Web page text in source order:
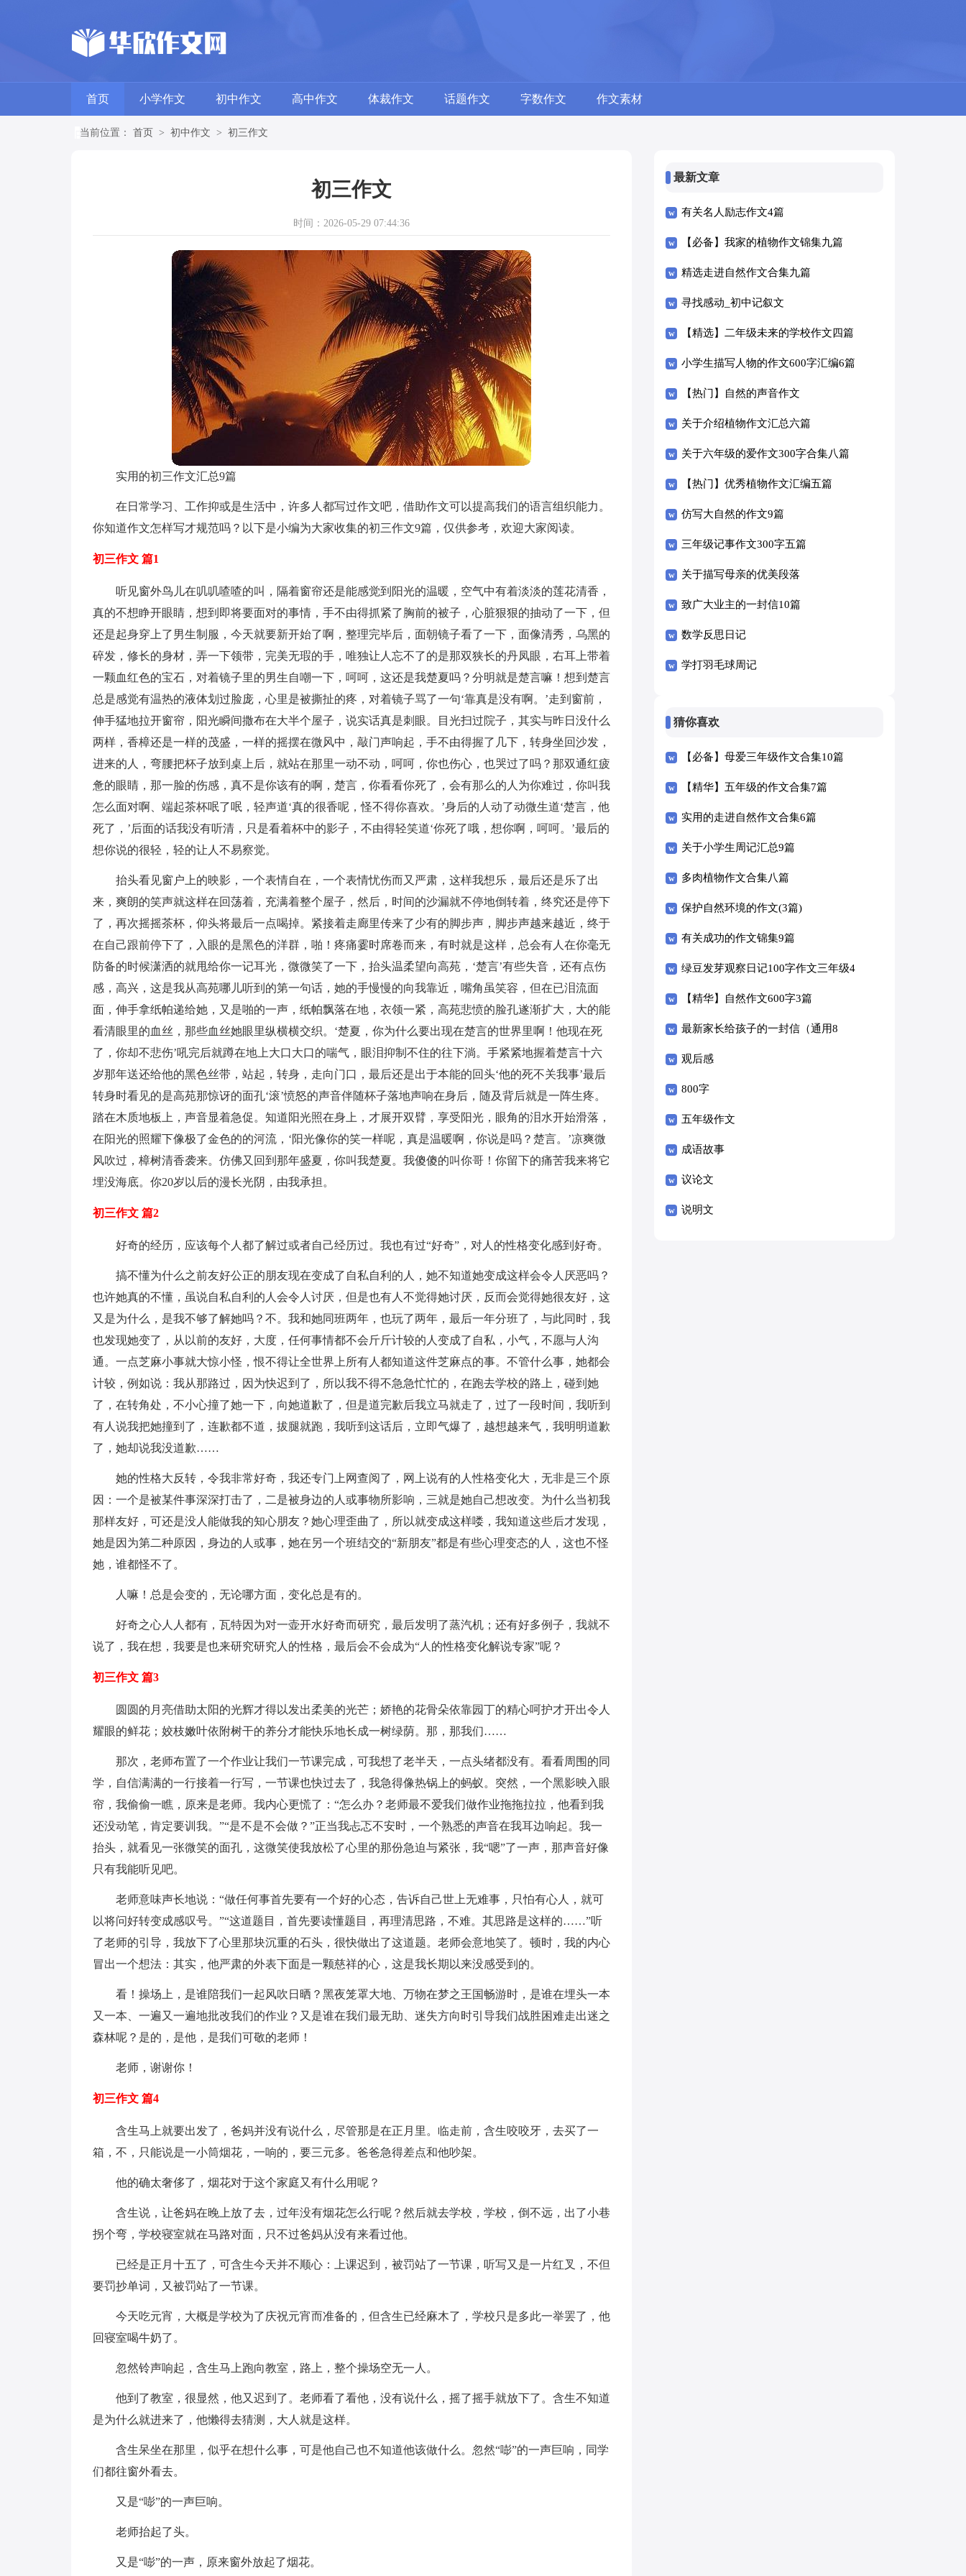
首页 小学作文 初中作文 高中作文 体裁作文 话题作文 字数作文 作文素材
当前位置： 首页 > 初中作文 > 初三作文
初三作文
时间：2026-05-29 07:44:36
实用的初三作文汇总9篇
在日常学习、工作抑或是生活中，许多人都写过作文吧，借助作文可以提高我们的语言组织能力。
你知道作文怎样写才规范吗？以下是小编为大家收集的初三作文9篇，仅供参考，欢迎大家阅读。
初三作文 篇1
听见窗外鸟儿在叽叽喳喳的叫，隔着窗帘还是能感觉到阳光的温暖，空气中有着淡淡的莲花清香，
真的不想睁开眼睛，想到即将要面对的事情，手不由得抓紧了胸前的被子，心脏狠狠的抽动了一下，但
还是起身穿上了男生制服，今天就要新开始了啊，整理完毕后，面朝镜子看了一下，面像清秀，乌黑的
碎发，修长的身材，弄一下领带，完美无瑕的手，唯独让人忘不了的是那双狭长的丹凤眼，右耳上带着
一颗血红色的宝石，对着镜子里的男生自嘲一下，呵呵，这还是我楚夏吗？分明就是楚言嘛！想到楚言
总是感觉有温热的液体划过脸庞，心里是被撕扯的疼，对着镜子骂了一句‘靠真是没有啊。’走到窗前，
伸手猛地拉开窗帘，阳光瞬间撒布在大半个屋子，说实话真是刺眼。目光扫过院子，其实与昨日没什么
两样，香樟还是一样的茂盛，一样的摇摆在微风中，敲门声响起，手不由得握了几下，转身坐回沙发，
进来的人，弯腰把杯子放到桌上后，就站在那里一动不动，呵呵，你也伤心，也哭过了吗？那双通红疲
惫的眼睛，那一脸的伤感，真不是你该有的啊，楚言，你看看你死了，会有那么的人为你难过，你叫我
怎么面对啊、端起茶杯呡了呡，轻声道‘真的很香呢，怪不得你喜欢。’身后的人动了动微生道‘楚言，他
死了，’后面的话我没有听清，只是看着杯中的影子，不由得轻笑道‘你死了哦，想你啊，呵呵。’最后的
想你说的很轻，轻的让人不易察觉。
抬头看见窗户上的映影，一个表情自在，一个表情忧伤而又严肃，这样我想乐，最后还是乐了出
来，爽朗的笑声就这样在回荡着，充满着整个屋子，然后，时间的沙漏就不停地倒转着，终究还是停下
了，再次摇摇茶杯，仰头将最后一点喝掉。紧接着走廊里传来了少有的脚步声，脚步声越来越近，终于
在自己跟前停下了，入眼的是黑色的洋群，啪！疼痛霎时席卷而来，有时就是这样，总会有人在你毫无
防备的时候潇洒的就甩给你一记耳光，微微笑了一下，抬头温柔望向高苑，‘楚言’有些失音，还有点伤
感，高兴，这是我从高苑哪儿听到的第一句话，她的手慢慢的向我靠近，嘴角虽笑容，但在已泪流面
面，伸手拿纸帕递给她，又是啪的一声，纸帕飘落在地，衣领一紧，高苑悲愤的脸孔遂渐扩大，大的能
看清眼里的血丝，那些血丝她眼里纵横横交织。‘楚夏，你为什么要出现在楚言的世界里啊！他现在死
了，你却不悲伤’吼完后就蹲在地上大口大口的喘气，眼泪抑制不住的往下淌。手紧紧地握着楚言十六
岁那年送还给他的黑色丝带，站起，转身，走向门口，最后还是出于本能的回头‘他的死不关我事’最后
转身时看见的是高苑那惊讶的面孔‘滚’愤怒的声音伴随杯子落地声响在身后，随及背后就是一阵生疼。
踏在木质地板上，声音显着急促。知道阳光照在身上，才展开双臂，享受阳光，眼角的泪水开始滑落，
在阳光的照耀下像极了金色的的河流，‘阳光像你的笑一样呢，真是温暖啊，你说是吗？楚言。’凉爽微
风吹过，樟树清香袭来。仿佛又回到那年盛夏，你叫我楚夏。我傻傻的叫你哥！你留下的痛苦我来将它
埋没海底。你20岁以后的漫长光阴，由我承担。
初三作文 篇2
好奇的经历，应该每个人都了解过或者自己经历过。我也有过“好奇”，对人的性格变化感到好奇。
搞不懂为什么之前友好公正的朋友现在变成了自私自利的人，她不知道她变成这样会令人厌恶吗？
也许她真的不懂，虽说自私自利的人会令人讨厌，但是也有人不觉得她讨厌，反而会觉得她很友好，这
又是为什么，是我不够了解她吗？不。我和她同班两年，也玩了两年，最后一年分班了，与此同时，我
也发现她变了，从以前的友好，大度，任何事情都不会斤斤计较的人变成了自私，小气，不愿与人沟
通。一点芝麻小事就大惊小怪，恨不得让全世界上所有人都知道这件芝麻点的事。不管什么事，她都会
计较，例如说：我从那路过，因为快迟到了，所以我不得不急急忙忙的，在跑去学校的路上，碰到她
了，在转角处，不小心撞了她一下，向她道歉了，但是道完歉后我立马就走了，过了一段时间，我听到
有人说我把她撞到了，连歉都不道，拔腿就跑，我听到这话后，立即气爆了，越想越来气，我明明道歉
了，她却说我没道歉……
她的性格大反转，令我非常好奇，我还专门上网查阅了，网上说有的人性格变化大，无非是三个原
因：一个是被某件事深深打击了，二是被身边的人或事物所影响，三就是她自己想改变。为什么当初我
那样友好，可还是没人能做我的知心朋友？她心理歪曲了，所以就变成这样喽，我知道这些后才发现，
她是因为第二种原因，身边的人或事，她在另一个班结交的“新朋友”都是有些心理变态的人，这也不怪
她，谁都怪不了。
人嘛！总是会变的，无论哪方面，变化总是有的。
好奇之心人人都有，瓦特因为对一壶开水好奇而研究，最后发明了蒸汽机；还有好多例子，我就不
说了，我在想，我要是也来研究研究人的性格，最后会不会成为“人的性格变化解说专家”呢？
初三作文 篇3
圆圆的月亮借助太阳的光辉才得以发出柔美的光芒；娇艳的花骨朵依靠园丁的精心呵护才开出令人
耀眼的鲜花；姣枝嫩叶依附树干的养分才能快乐地长成一树绿荫。那，那我们……
那次，老师布置了一个作业让我们一节课完成，可我想了老半天，一点头绪都没有。看看周围的同
学，自信满满的一行接着一行写，一节课也快过去了，我急得像热锅上的蚂蚁。突然，一个黑影映入眼
帘，我偷偷一瞧，原来是老师。我内心更慌了：“怎么办？老师最不爱我们做作业拖拖拉拉，他看到我
还没动笔，肯定要训我。”“是不是不会做？”正当我忐忑不安时，一个熟悉的声音在我耳边响起。我一
抬头，就看见一张微笑的面孔，这微笑使我放松了心里的那份急迫与紧张，我“嗯”了一声，那声音好像
只有我能听见吧。
老师意味声长地说：“做任何事首先要有一个好的心态，告诉自己世上无难事，只怕有心人，就可
以将问好转变成感叹号。”“这道题目，首先要读懂题目，再理清思路，不难。其思路是这样的……”听
了老师的引导，我放下了心里那块沉重的石头，很快做出了这道题。老师会意地笑了。顿时，我的内心
冒出一个想法：其实，他严肃的外表下面是一颗慈祥的心，这是我长期以来没感受到的。
看！操场上，是谁陪我们一起风吹日晒？黑夜笼罩大地、万物在梦之王国畅游时，是谁在埋头一本
又一本、一遍又一遍地批改我们的作业？又是谁在我们最无助、迷失方向时引导我们战胜困难走出迷之
森林呢？是的，是他，是我们可敬的老师！
老师，谢谢你！
初三作文 篇4
含生马上就要出发了，爸妈并没有说什么，尽管那是在正月里。临走前，含生咬咬牙，去买了一
箱，不，只能说是一小筒烟花，一响的，要三元多。爸爸急得差点和他吵架。
他的确太奢侈了，烟花对于这个家庭又有什么用呢？
含生说，让爸妈在晚上放了去，过年没有烟花怎么行呢？然后就去学校，学校，倒不远，出了小巷
拐个弯，学校寝室就在马路对面，只不过爸妈从没有来看过他。
已经是正月十五了，可含生今天并不顺心：上课迟到，被罚站了一节课，听写又是一片红叉，不但
要罚抄单词，又被罚站了一节课。
今天吃元宵，大概是学校为了庆祝元宵而准备的，但含生已经麻木了，学校只是多此一举罢了，他
回寝室喝牛奶了。
忽然铃声响起，含生马上跑向教室，路上，整个操场空无一人。
他到了教室，很显然，他又迟到了。老师看了看他，没有说什么，摇了摇手就放下了。含生不知道
是为什么就进来了，他懒得去猜测，大人就是这样。
含生呆坐在那里，似乎在想什么事，可是他自己也不知道他该做什么。忽然“嘭”的一声巨响，同学
们都往窗外看去。
又是“嘭”的一声巨响。
老师抬起了头。
又是“嘭”的一声，原来窗外放起了烟花。
最新文章
有关名人励志作文4篇
【必备】我家的植物作文锦集九篇
精选走进自然作文合集九篇
寻找感动_初中记叙文
【精选】二年级未来的学校作文四篇
小学生描写人物的作文600字汇编6篇
【热门】自然的声音作文
关于介绍植物作文汇总六篇
关于六年级的爱作文300字合集八篇
【热门】优秀植物作文汇编五篇
仿写大自然的作文9篇
三年级记事作文300字五篇
关于描写母亲的优美段落
致广大业主的一封信10篇
数学反思日记
学打羽毛球周记
猜你喜欢
【必备】母爱三年级作文合集10篇
【精华】五年级的作文合集7篇
实用的走进自然作文合集6篇
关于小学生周记汇总9篇
多肉植物作文合集八篇
保护自然环境的作文(3篇)
有关成功的作文锦集9篇
绿豆发芽观察日记100字作文三年级4
篇
【精华】自然作文600字3篇
最新家长给孩子的一封信（通用8
篇）
观后感
800字
五年级作文
成语故事
议论文
说明文